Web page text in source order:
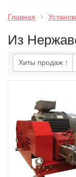
Главная
Из
Хиты продаж ↑